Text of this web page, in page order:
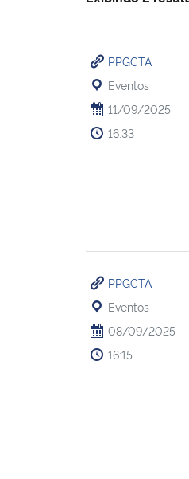
PPGCTA
Eventos
11/09/2025
16:33
PPGCTA
Eventos
08/09/2025
16:15